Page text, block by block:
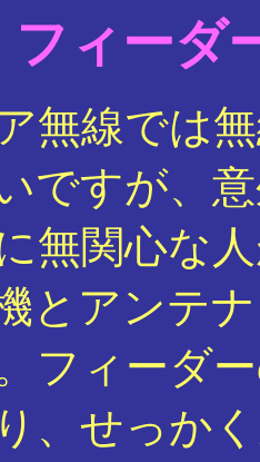
フィーダ
無線では
ですが、
無関心な
とアンテ
フィーダ
、せっか